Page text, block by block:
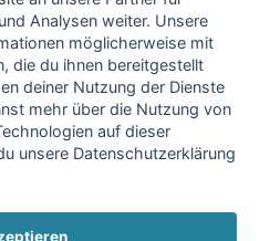
fitnessmarkt.de services GmbH
dass ich das 16. Lebensjahr
Einwilligung jederzeit mit
Weitere Informationen
.
Analysen weiter. Unsere
möglicherweise mit
die du ihnen bereitgestellt
deiner Nutzung der Dienste
mehr über die Nutzung von
auf dieser
unsere Datenschutzerklärung